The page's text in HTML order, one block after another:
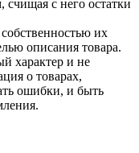
счищая с него остатки
их
описания товара.
характер и не
о товарах,
ошибки, и быть